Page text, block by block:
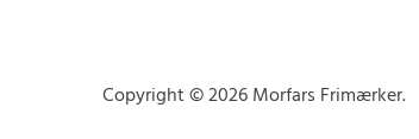
Copyright © 2026 Morfars Frimærker.